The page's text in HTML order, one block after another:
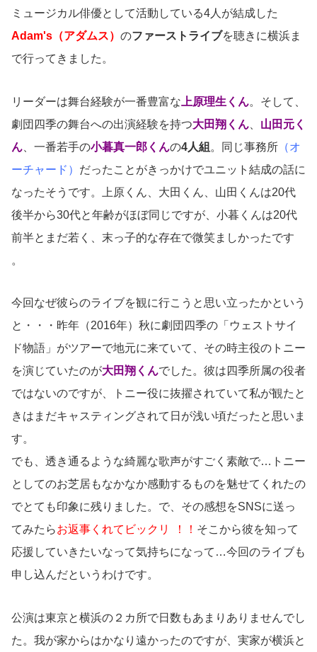
ミュージカル俳優として活動している4人が結成した
Adam's（アダムス） のファーストライブを聴きに横浜ま
で行ってきました。
リーダーは舞台経験が一番豊富な 上原理生くん。そして、
劇団四季の舞台への出演経験を持つ大田翔くん
山田元く
ん 、一番若手の小暮真一郎くんの4人組 。同じ事務所 （オ
ーチャード） だったことがきっかけでユニット結成の話に
なったそうです。上原くん、大田くん、山田くんは20代
後半から30代と年齢がほぼ同じですが、小暮くんは20代
前半とまだ若く、末っ子的な存在で微笑ましかったです
。
今回なぜ彼らのライブを観に行こうと思い立ったかという
と・・・昨年（2016年）秋に劇団四季の「ウェストサイ
ド物語」がツアーで地元に来ていて、その時主役のトニー
を演じていたのが大田翔くんでした。彼は四季所属の役者
ではないのですが、トニー役に抜擢されていて私が観たと
きはまだキャスティングされて日が浅い頃だったと思いま
す。
でも、透き通るような綺麗な歌声がすごく素敵で…トニー
としてのお芝居もなかなか感動するものを魅せてくれたの
でとても印象に残りました。で、その感想をSNSに送っ
てみたらお返事くれてビックリ ！！ そこから彼を知って
応援していきたいなって気持ちになって…今回のライブも
申し込んだというわけです。
公演は東京と横浜の２カ所で日数もあまりありませんでし
た。我が家からはかなり遠かったのですが、実家が横浜と